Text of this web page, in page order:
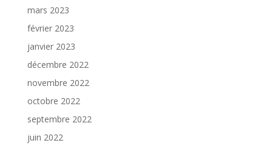
mars 2023
février 2023
janvier 2023
décembre 2022
novembre 2022
octobre 2022
septembre 2022
juin 2022